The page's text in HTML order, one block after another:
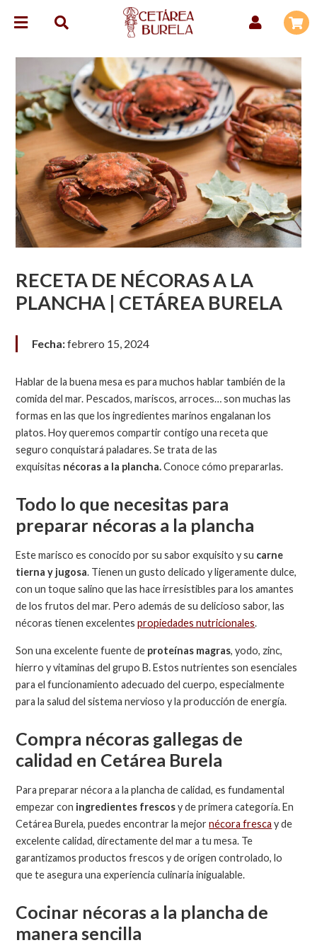
RECETA DE NÉCORAS A LA
PLANCHA | CETÁREA BURELA
Fecha:febrero 15, 2024
Hablar de la buena mesa es para muchos hablar también de la
comida del mar. Pescados, mariscos, arroces… son muchas las
formas en las que los ingredientes marinos engalanan los
platos. Hoy queremos compartir contigo una receta que
seguro conquistará paladares. Se trata de las
exquisitas nécoras a la plancha.Conoce cómo prepararlas.
Todo lo que necesitas para
preparar nécoras a la plancha
Este marisco es conocido por su sabor exquisito y su carne
tierna y jugosa. Tienen un gusto delicado y ligeramente dulce,
con un toque salino que las hace irresistibles para los amantes
de los frutos del mar. Pero además de su delicioso sabor, las
nécoras tienen excelentespropiedades nutricionales.
Son una excelente fuente de proteínas magras, yodo, zinc,
hierro y vitaminas del grupo B. Estos nutrientes son esenciales
para el funcionamiento adecuado del cuerpo, especialmente
para la salud del sistema nervioso y la producción de energía.
Compra nécoras gallegas de
calidad en Cetárea Burela
Para preparar nécora a la plancha de calidad, es fundamental
empezar con ingredientes frescosy de primera categoría. En
Cetárea Burela, puedes encontrar la mejornécora fresca y de
excelente calidad, directamente del mar a tu mesa. Te
garantizamos productos frescos y de origen controlado, lo
que te asegura una experiencia culinaria inigualable.
Cocinar nécoras a la plancha de
manera sencilla